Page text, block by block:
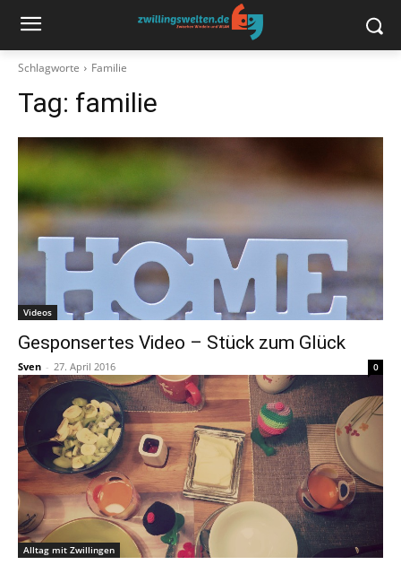
Schlagworte Familie
Tag: familie
Videos
Gesponsertes Video – Stück zum Glück
Sven - 27. April 2016 0
Alltag mit Zwillingen